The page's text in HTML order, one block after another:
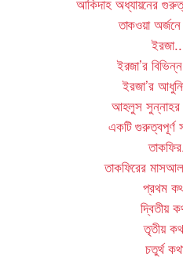
তাকওয়া
ইরজা..
ইরজা’র
ইরজা’র
আহলুস সুন্নাহর
একটি গুরুত্বপূর্ণ
তাকফির
তাকফিরের
প্রথম
দ্বিতীয়
তৃতীয়
চতুর্থ